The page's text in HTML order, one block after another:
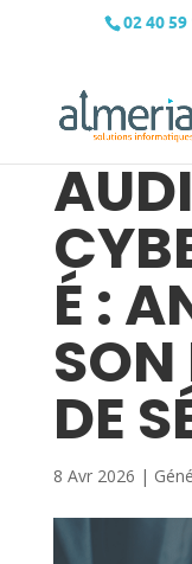
02 40 59
É :
DE
8 Avr 2026 |